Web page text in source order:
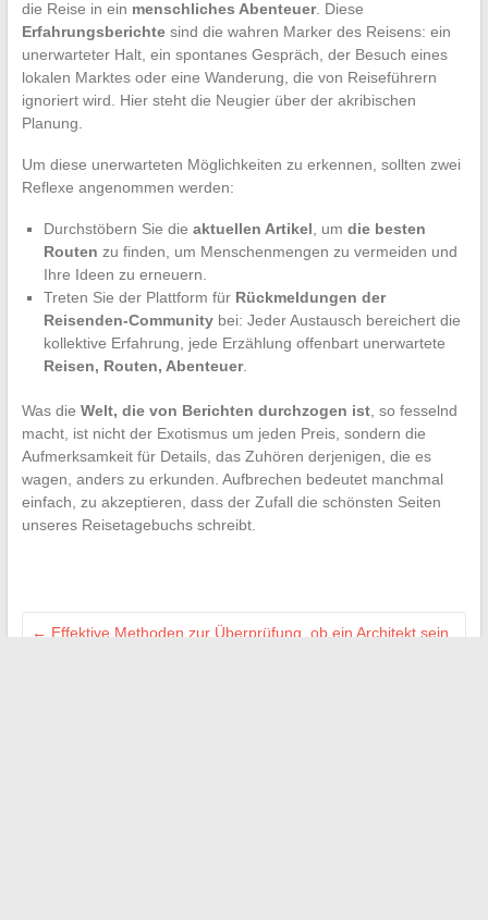
die Reise in ein menschliches Abenteuer. Diese
Erfahrungsberichtesind die wahren Marker des Reisens: ein
unerwarteter Halt, ein spontanes Gespräch, der Besuch eines
lokalen Marktes oder eine Wanderung, die von Reiseführern
ignoriert wird. Hier steht die Neugier über der akribischen
Planung.
Um diese unerwarteten Möglichkeiten zu erkennen, sollten zwei
Reflexe angenommen werden:
Durchstöbern Sie die aktuellen Artikel , um die besten
Routen zu finden, um Menschenmengen zu vermeiden und
Ihre Ideen zu erneuern.
Treten Sie der Plattform für Rückmeldungen der
Reisenden-Communitybei: Jeder Austausch bereichert die
kollektive Erfahrung, jede Erzählung offenbart unerwartete
Reisen, Routen, Abenteuer.
Was die Welt, die von Berichten durchzogen ist, so fesselnd
macht, ist nicht der Exotismus um jeden Preis, sondern die
Aufmerksamkeit für Details, das Zuhören derjenigen, die es
wagen, anders zu erkunden. Aufbrechen bedeutet manchmal
einfach, zu akzeptieren, dass der Zufall die schönsten Seiten
unseres Reisetagebuchs schreibt.
← Effektive Methoden zur Überprüfung, ob ein Architekt sein